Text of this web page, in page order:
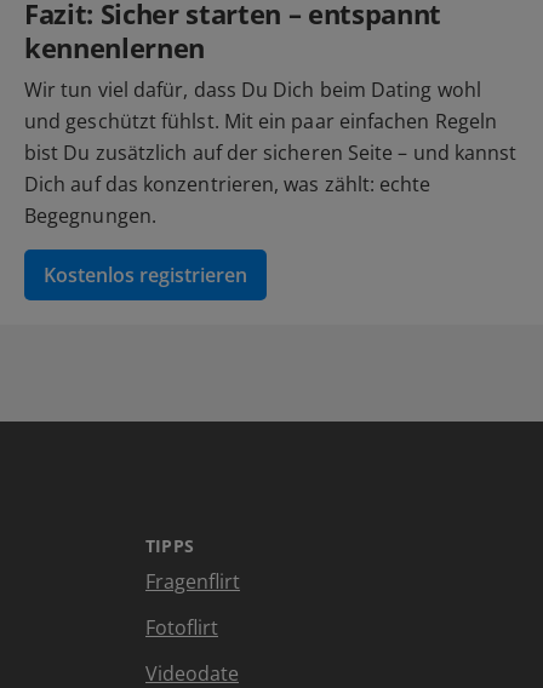
Fazit: Sicher starten – entspannt
kennenlernen
Wir tun viel dafür, dass Du Dich beim Dating wohl
und geschützt fühlst. Mit ein paar einfachen Regeln
bist Du zusätzlich auf der sicheren Seite – und kannst
Dich auf das konzentrieren, was zählt: echte
Begegnungen.
Kostenlos registrieren
TIPPS
Fragenflirt
Fotoflirt
Videodate